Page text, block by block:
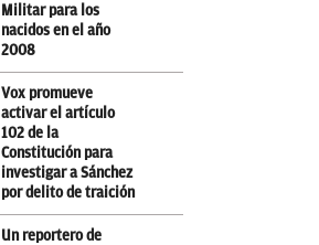
Militar para los
nacidos en el año
2008
Vox promueve
activar el artículo
102 de la
Constitución para
investigar a Sánchez
por delito de traición
Un reportero de